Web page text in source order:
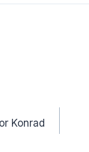
Konrad